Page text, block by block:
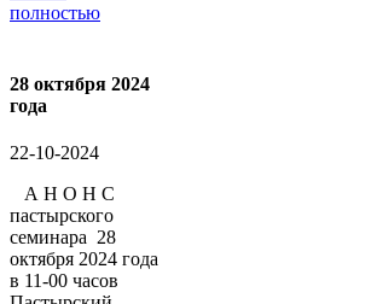
полностью
28 октября 2024
года
22-10-2024
А Н О Н С
пастырского
семинара 28
октября 2024 года
в 11-00 часов